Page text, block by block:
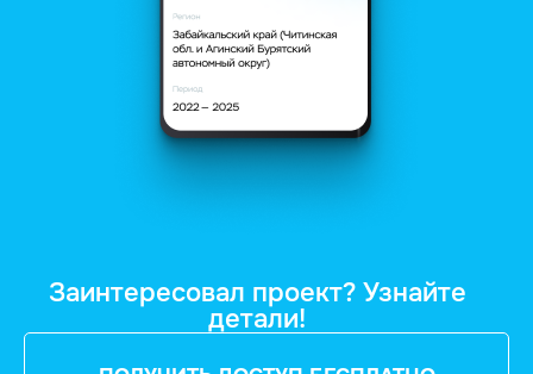
Заинтересовал проект? Узнайте
детали!